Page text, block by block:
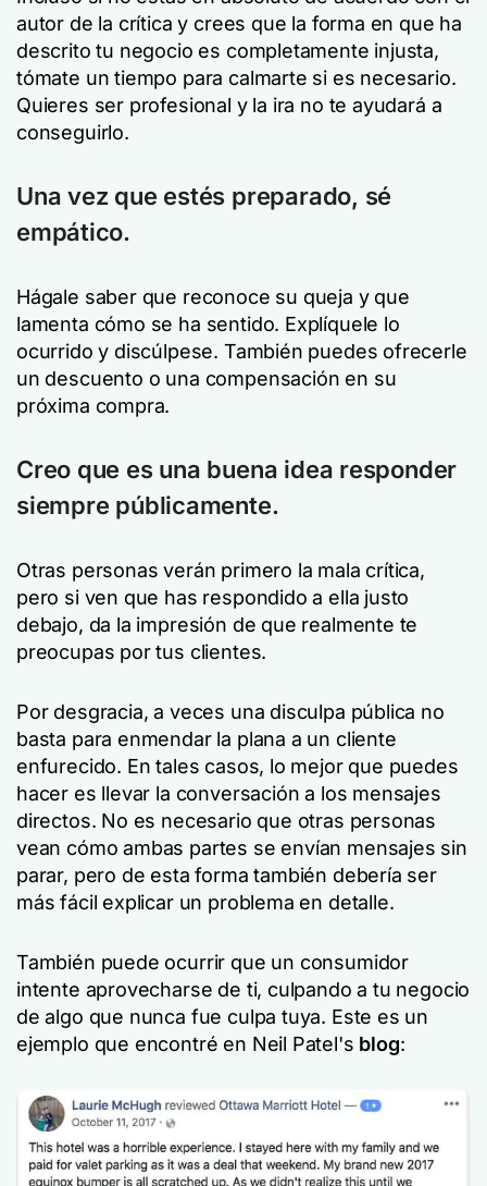
autor de la crítica y crees que la forma en que ha
descrito tu negocio es completamente injusta,
tómate un tiempo para calmarte si es necesario.
Quieres ser profesional y la ira no te ayudará a
conseguirlo.
Una vez que estés preparado, sé
empático.
Hágale saber que reconoce su queja y que
lamenta cómo se ha sentido. Explíquele lo
ocurrido y discúlpese. También puedes ofrecerle
un descuento o una compensación en su
próxima compra.
Creo que es una buena idea responder
siempre públicamente.
Otras personas verán primero la mala crítica,
pero si ven que has respondido a ella justo
debajo, da la impresión de que realmente te
preocupas por tus clientes.
Por desgracia, a veces una disculpa pública no
basta para enmendar la plana a un cliente
enfurecido. En tales casos, lo mejor que puedes
hacer es llevar la conversación a los mensajes
directos. No es necesario que otras personas
vean cómo ambas partes se envían mensajes sin
parar, pero de esta forma también debería ser
más fácil explicar un problema en detalle.
También puede ocurrir que un consumidor
intente aprovecharse de ti, culpando a tu negocio
de algo que nunca fue culpa tuya. Este es un
ejemplo que encontré en Neil Patel's blog: